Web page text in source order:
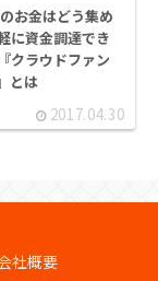
お金はどう集め
に資金調達でき
クラウドファン
とは
2017.04.30
社概要